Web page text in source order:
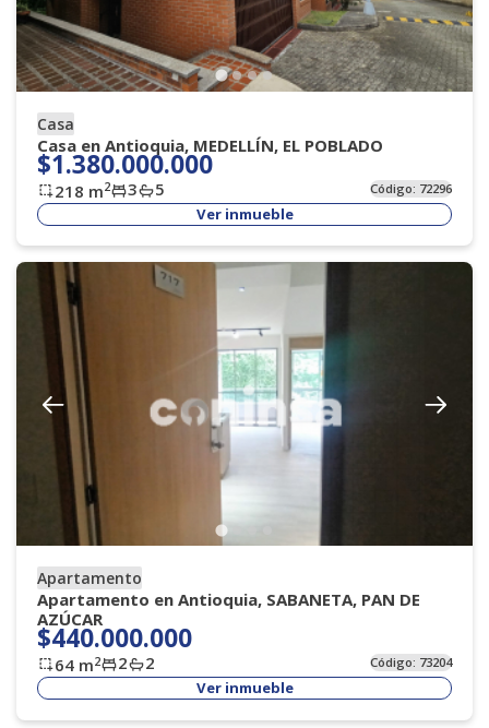
Casa
Casa en Antioquia, MEDELLÍN, EL POBLADO
$1.380.000.000
218 m2 3 5 Código: 72296
Ver inmueble
Apartamento
Apartamento en Antioquia, SABANETA, PAN DE
AZÚCAR
$440.000.000
64m2 2 2 Código: 73204
Ver inmueble